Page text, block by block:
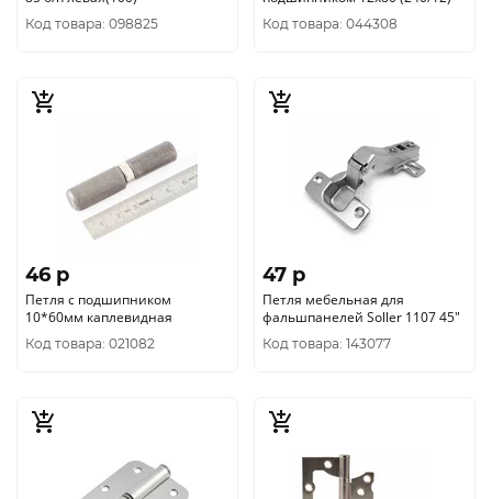
Код товара: 098825 Код товара: 044308
46 p
Петля с подшипником
10*60мм каплевидная
Код товара: 021082
47 p
Петля мебельная для
фальшпанелей Soller 1107 45"
Код товара: 143077